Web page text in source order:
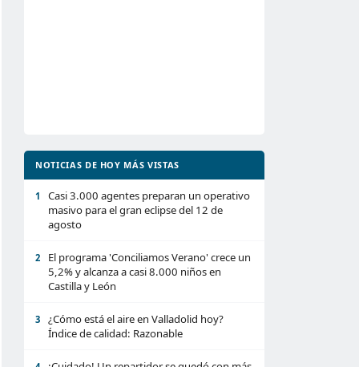
NOTICIAS DE HOY MÁS VISTAS
1
Casi 3.000 agentes preparan un operativo
masivo para el gran eclipse del 12 de
agosto
2
El programa 'Conciliamos Verano' crece un
5,2% y alcanza a casi 8.000 niños en
Castilla y León
3
¿Cómo está el aire en Valladolid hoy?
Índice de calidad: Razonable